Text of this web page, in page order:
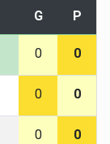
G P
0 0
0 0
0 0